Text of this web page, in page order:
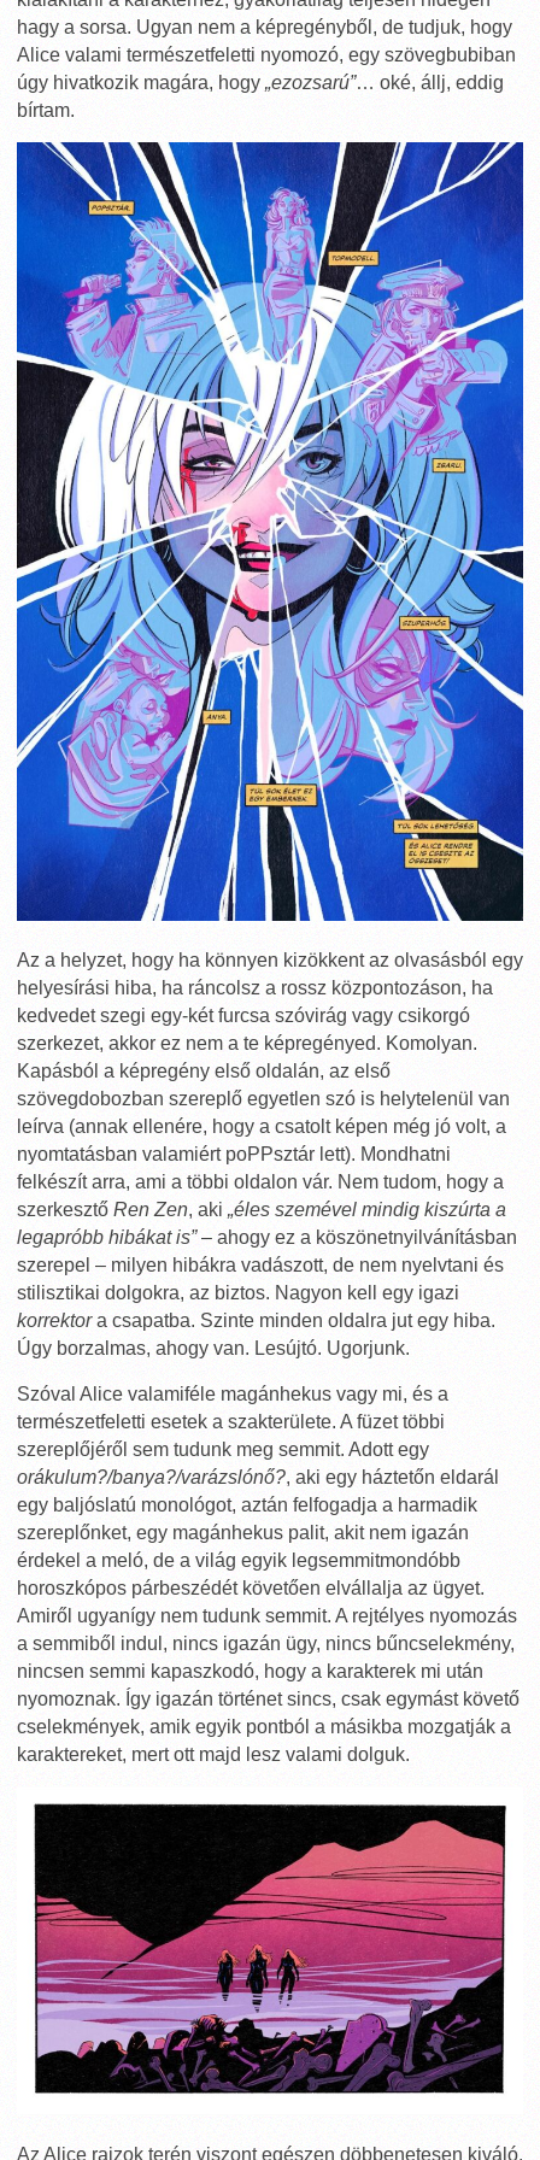
hagy a sorsa. Ugyan nem a képregényből, de tudjuk, hogy
Alice valami természetfeletti nyomozó, egy szövegbubiban
úgy hivatkozik magára, hogy „ezozsarú”… oké, állj, eddig
bírtam.
Az a helyzet, hogy ha könnyen kizökkent az olvasásból egy
helyesírási hiba, ha ráncolsz a rossz központozáson, ha
kedvedet szegi egy-két furcsa szóvirág vagy csikorgó
szerkezet, akkor ez nem a te képregényed. Komolyan.
Kapásból a képregény első oldalán, az első
szövegdobozban szereplő egyetlen szó is helytelenül van
leírva (annak ellenére, hogy a csatolt képen még jó volt, a
nyomtatásban valamiért poPPsztár lett). Mondhatni
felkészít arra, ami a többi oldalon vár. Nem tudom, hogy a
szerkesztő Ren Zen, aki „éles szemével mindig kiszúrta a
legapróbb hibákat is”– ahogy ez a köszönetnyilvánításban
szerepel – milyen hibákra vadászott, de nem nyelvtani és
stilisztikai dolgokra, az biztos. Nagyon kell egy igazi
korrektora csapatba. Szinte minden oldalra jut egy hiba.
Úgy borzalmas, ahogy van. Lesújtó. Ugorjunk.
Szóval Alice valamiféle magánhekus vagy mi, és a
természetfeletti esetek a szakterülete. A füzet többi
szereplőjéről sem tudunk meg semmit. Adott egy
orákulum?/banya?/varázslónő?, aki egy háztetőn eldarál
egy baljóslatú monológot, aztán felfogadja a harmadik
szereplőnket, egy magánhekus palit, akit nem igazán
érdekel a meló, de a világ egyik legsemmitmondóbb
horoszkópos párbeszédét követően elvállalja az ügyet.
Amiről ugyanígy nem tudunk semmit. A rejtélyes nyomozás
a semmiből indul, nincs igazán ügy, nincs bűncselekmény,
nincsen semmi kapaszkodó, hogy a karakterek mi után
nyomoznak. Így igazán történet sincs, csak egymást követő
cselekmények, amik egyik pontból a másikba mozgatják a
karaktereket, mert ott majd lesz valami dolguk.
Az Alice rajzok terén viszont egészen döbbenetesen kiváló.